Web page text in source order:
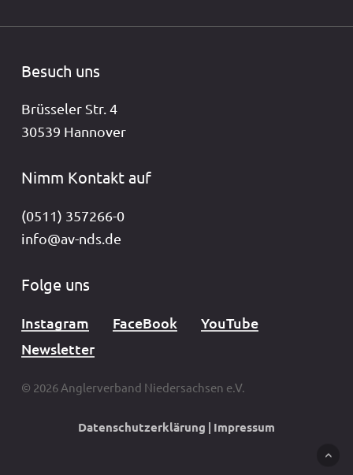
Besuch uns
Brüsseler Str. 4
30539 Hannover
Nimm Kontakt auf
(0511) 357266-0
info@av-nds.de
Folge uns
Instagram FaceBook
YouTube
Newsletter
© 2026 Anglerverband Niedersachsen e.V.
Datenschutzerklärung | Impressum